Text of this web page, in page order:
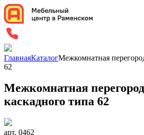
ГлавнаяКаталогМежкомнатная
62
Межкомнатная
каскадного типа 62
арт. 0462